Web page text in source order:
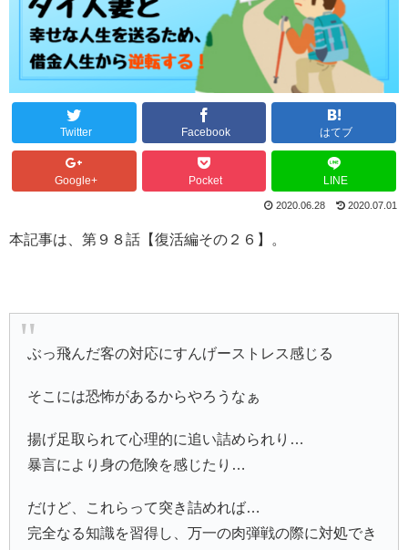
Twitter Facebook はてブ
Google+ Pocket LINE
2020.06.28 2020.07.01
本記事は、第９８話【復活編その２６】。
ぶっ飛んだ客の対応にすんげーストレス感じる
そこには恐怖があるからやろうなぁ
揚げ足取られて心理的に追い詰められり…
暴言により身の危険を感じたり…
だけど、これらって突き詰めれば…
完全なる知識を習得し、万一の肉弾戦の際に対処でき